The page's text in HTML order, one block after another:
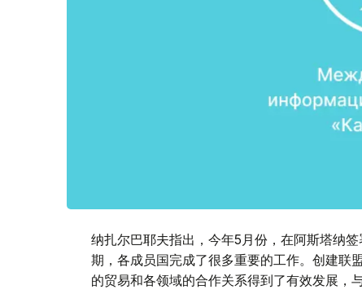
纳扎尔巴耶夫指出，今年5月份，在阿斯塔纳
期，各成员国完成了很多重要的工作。创建联
的贸易和各领域的合作关系得到了有效发展，